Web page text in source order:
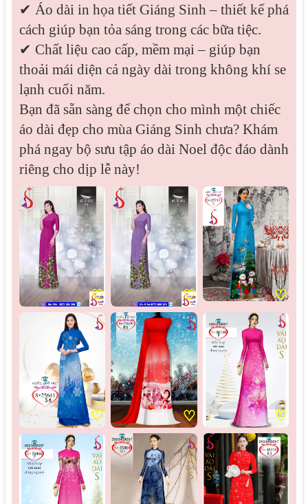
✔ Áo dài in họa tiết Giáng Sinh – thiết kế phá
cách giúp bạn tỏa sáng trong các bữa tiệc.
✔ Chất liệu cao cấp, mềm mại – giúp bạn
thoải mái diện cả ngày dài trong không khí se
lạnh cuối năm.
Bạn đã sẵn sàng để chọn cho mình một chiếc
áo dài đẹp cho mùa Giáng Sinh chưa? Khám
phá ngay bộ sưu tập áo dài Noel độc đáo dành
riêng cho dịp lễ này!
♡ ♡ ♡
♡ ♡ ♡